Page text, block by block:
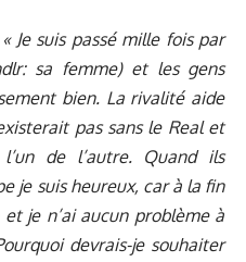
« Je suis passé mille fois par
sa femme) et les gens
bien. La rivalité aide
pas sans le Real et
de l’autre. Quand ils
je suis heureux, car à la fin
je n’ai aucun problème à
devrais-je souhaiter